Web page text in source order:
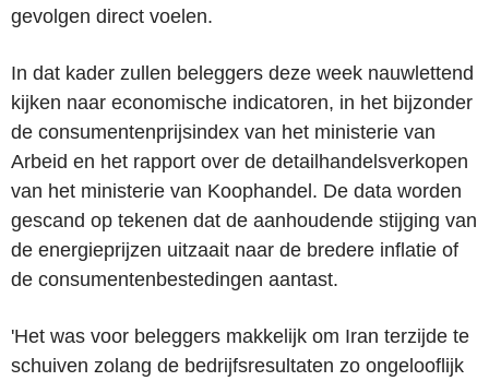
gevolgen direct voelen.
In dat kader zullen beleggers deze week nauwlettend
kijken naar economische indicatoren, in het bijzonder
de consumentenprijsindex van het ministerie van
Arbeid en het rapport over de detailhandelsverkopen
van het ministerie van Koophandel. De data worden
gescand op tekenen dat de aanhoudende stijging van
de energieprijzen uitzaait naar de bredere inflatie of
de consumentenbestedingen aantast.
'Het was voor beleggers makkelijk om Iran terzijde te
schuiven zolang de bedrijfsresultaten zo ongelooflijk